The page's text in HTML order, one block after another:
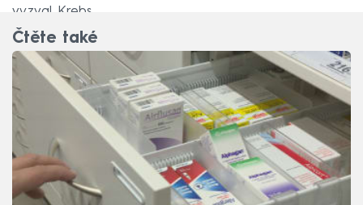
vyzval Krebs.
Čtěte také